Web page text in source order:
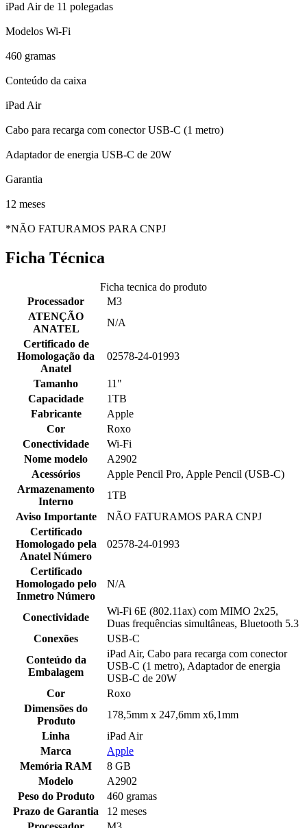
iPad Air de 11 polegadas
Modelos Wi-Fi
460 gramas
Conteúdo da caixa
iPad Air
Cabo para recarga com conector USB-C (1 metro)
Adaptador de energia USB-C de 20W
Garantia
12 meses
*NÃO FATURAMOS PARA CNPJ
Ficha Técnica
Ficha tecnica do produto
Processador
M3
ATENÇÃO
ANATEL
N/A
Certificado de
Homologação da
Anatel
02578-24-01993
Tamanho
11"
Capacidade
1TB
Fabricante
Apple
Cor
Roxo
Conectividade
Wi-Fi
Nome modelo
A2902
Acessórios
Apple Pencil Pro, Apple Pencil (USB-C)
Armazenamento
Interno
1TB
Aviso Importante
NÃO FATURAMOS PARA CNPJ
Certificado
Homologado pela
Anatel Número
02578-24-01993
Certificado
Homologado pelo
Inmetro Número
N/A
Conectividade
Wi-Fi 6E (802.11ax) com MIMO 2x25,
Duas frequências simultâneas, Bluetooth 5.3
Conexões
USB-C
Conteúdo da
Embalagem
iPad Air, Cabo para recarga com conector
USB-C (1 metro), Adaptador de energia
USB-C de 20W
Cor
Roxo
Dimensões do
Produto
178,5mm x 247,6mm x6,1mm
Linha
iPad Air
Marca
Apple
Memória RAM
8 GB
Modelo
A2902
Peso do Produto
460 gramas
Prazo de Garantia
12 meses